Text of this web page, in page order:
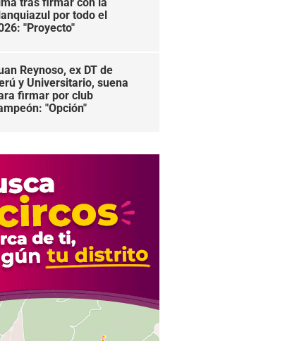
por todo el
"Proyecto"
Reynoso, ex DT de
y Universitario, suena
firmar por club
"Opción"